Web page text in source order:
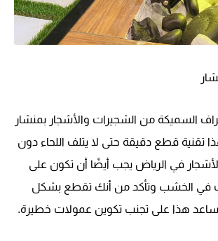
السميكة من الشجيرات والأشجار بمنشار
قطع دقيقة حتى لا يتلف اللحاء دون
في الرياض يجب أيضًا أن تكون على
في الخشب وتأكد من أنك تقطع بشكل
هذا على تجنب تكوين عمولات خطيرة.